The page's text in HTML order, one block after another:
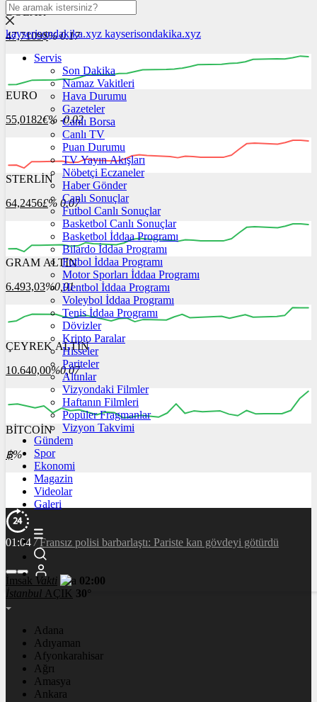
DOLAR
47,7109$% 0.17
00:00 00:00
EURO
55,0182€% -0.02
00:00 00:00 00:00
STERLİN
64,2456£% 0.07
00:00 00:00 00:00 00:00
GRAM ALTIN
6.493,03%0,01
00:00
ÇEYREK ALTIN
10.640,00%0,07
00:00 00:00
BİTCOİN
฿%
kayserisondakika.xyz kayserisondakika.xyz
Servis
Son Dakika
Namaz Vakitleri
Hava Durumu
Gazeteler
Canlı Borsa
Canlı TV
Puan Durumu
TV Yayın Akışları
Nöbetçi Eczaneler
Haber Gönder
Canlı Sonuçlar
Futbol Canlı Sonuçlar
Basketbol Canlı Sonuçlar
Basketbol İddaa Programı
Bilardo İddaa Programı
Futbol İddaa Programı
Motor Sporları İddaa Programı
Hentbol İddaa Programı
Voleybol İddaa Programı
Tenis İddaa Programı
Dövizler
Kripto Paralar
Hisseler
Pariteler
Altınlar
Vizyondaki Filmler
Haftanın Filmleri
Popüler Fragmanlar
Vizyon Takvimi
Gündem
Spor
Ekonomi
Magazin
Videolar
Galeri
01:04 / Fransız polisi barbarlaştı: Pariste kan gövdeyi götürdü
İmsak Vakti
02:00
İstanbul AÇIK 30°
Adana
Adıyaman
Afyonkarahisar
Ağrı
Amasya
Ankara